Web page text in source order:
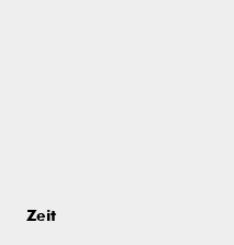
Zeit